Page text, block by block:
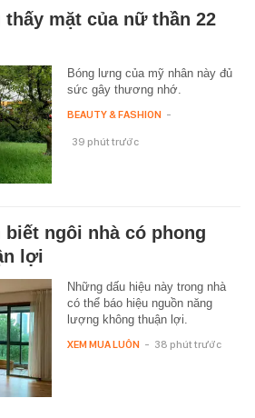
mặt của nữ thần 22
Bóng lưng của mỹ nhân này đủ
sức gây thương nhớ.
BEAUTY & FASHION -
39 phút trước
biết ngôi nhà có phong
lợi
Những dấu hiệu này trong nhà
có thể báo hiệu nguồn năng
lượng không thuận lợi.
XEM MUA LUÔN - 38 phút trước